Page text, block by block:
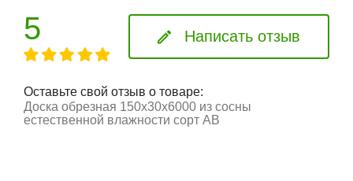
5 Написать отзыв
Оставьте свой отзыв о товаре:
Доска обрезная 150x30x6000 из сосны
естественной влажности сорт АВ